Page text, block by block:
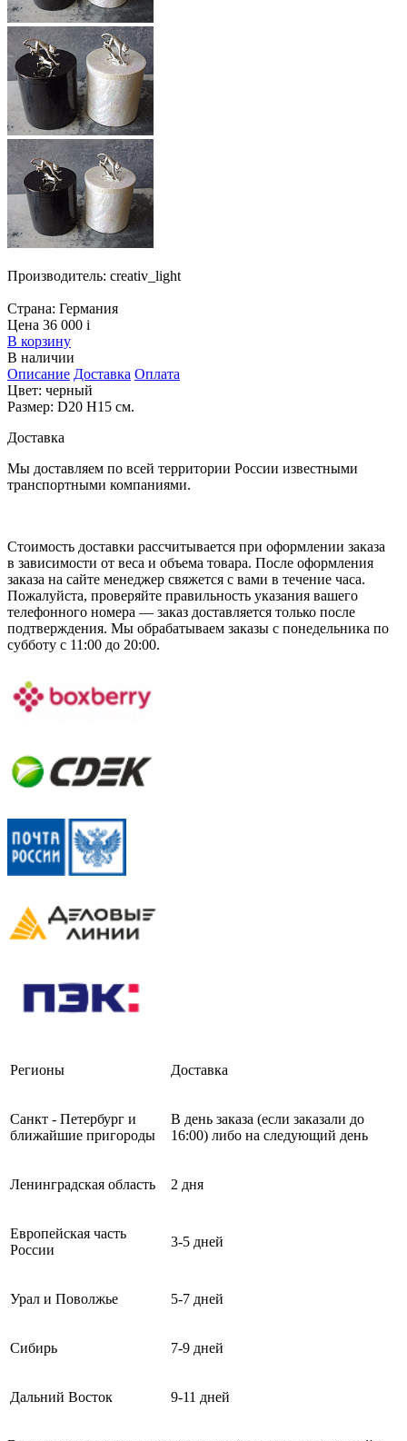
Производитель: creativ_light
Страна: Германия
Цена 36 000 i
В корзину
В наличии
Описание Доставка Оплата
Цвет: черный
Размер: D20 H15 см.
Доставка
Мы доставляем по всей территории России известными
транспортными компаниями.
Стоимость доставки рассчитывается при оформлении заказа
в зависимости от веса и объема товара. После оформления
заказа на сайте менеджер свяжется с вами в течение часа.
Пожалуйста, проверяйте правильность указания вашего
телефонного номера — заказ доставляется только после
подтверждения. Мы обрабатываем заказы с понедельника по
субботу с 11:00 до 20:00.
Регионы Доставка
Санкт - Петербург и
ближайшие пригороды
В день заказа (если заказали до
16:00) либо на следующий день
Ленинградская область 2 дня
Европейская часть
России
3-5 дней
Урал и Поволжье 5-7 дней
Сибирь 7-9 дней
Дальний Восток 9-11 дней